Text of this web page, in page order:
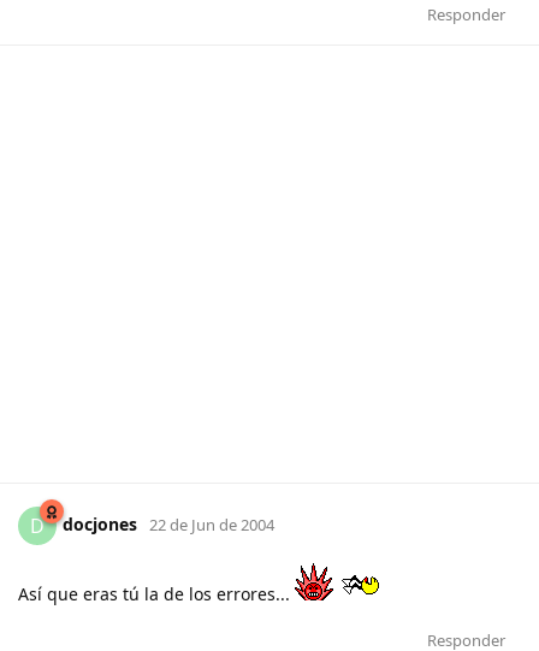
Responder
D docjones 22 de Jun de 2004
Así que eras tú la de los errores...
Responder